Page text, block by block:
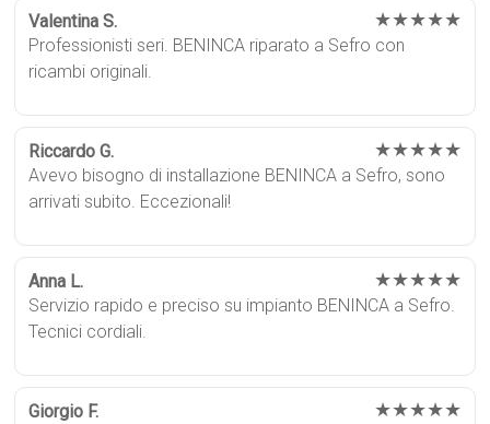
Valentina S. ★★★★★
Professionisti seri. BENINCA riparato a Sefro con
ricambi originali.
Riccardo G. ★★★★★
Avevo bisogno di installazione BENINCA a Sefro, sono
arrivati subito. Eccezionali!
Anna L. ★★★★★
Servizio rapido e preciso su impianto BENINCA a Sefro.
Tecnici cordiali.
Giorgio F. ★★★★★